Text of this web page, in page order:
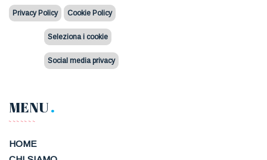
Privacy Policy Cookie Policy
Seleziona i cookie
Social media privacy
MENU
HOME